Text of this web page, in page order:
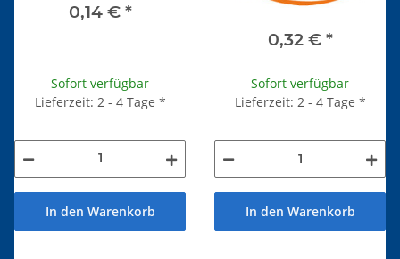
0,14 € *
Sofort verfügbar
Lieferzeit: 2 - 4 Tage *
In den Warenkorb
0,32 € *
Sofort verfügbar
Lieferzeit: 2 - 4 Tage *
In den Warenkorb